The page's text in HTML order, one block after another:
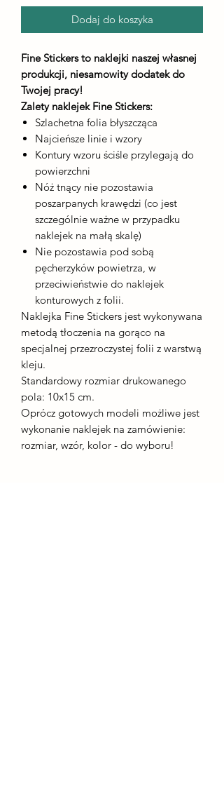
Dodaj do koszyka
Fine Stickers to naklejki naszej własnej
produkcji, niesamowity dodatek do
Twojej pracy!
Zalety naklejek Fine Stickers:
Szlachetna folia błyszcząca
Najcieńsze linie i wzory
Kontury wzoru ściśle przylegają do
powierzchni
Nóż tnący nie pozostawia
poszarpanych krawędzi (co jest
szczególnie ważne w przypadku
naklejek na małą skalę)
Nie pozostawia pod sobą
pęcherzyków powietrza, w
przeciwieństwie do naklejek
konturowych z folii.
Naklejka Fine Stickers jest wykonywana
metodą tłoczenia na gorąco na
specjalnej przezroczystej folii z warstwą
kleju.
Standardowy rozmiar drukowanego
pola: 10x15 cm.
Oprócz gotowych modeli możliwe jest
wykonanie naklejek na zamówienie:
rozmiar, wzór, kolor - do wyboru!